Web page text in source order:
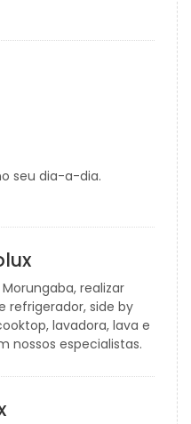
seu dia-a-dia.
realizar
refrigerador, side by
lavadora, lava e
nossos especialistas.